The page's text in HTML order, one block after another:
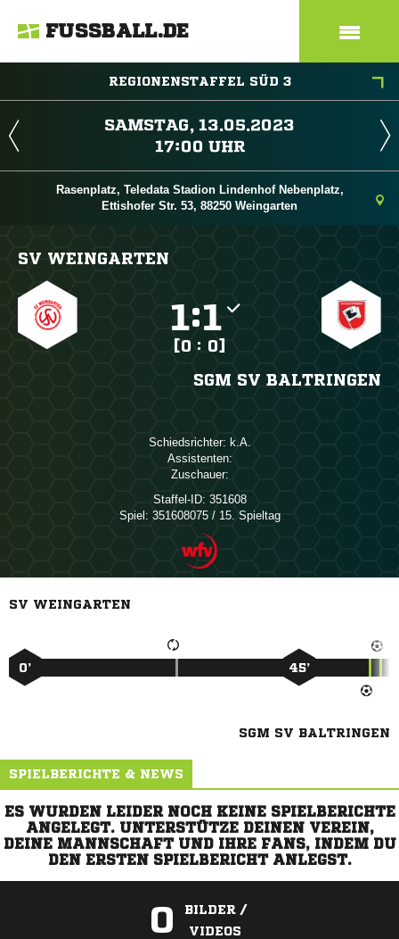
FUSSBALL.DE
REGIONENSTAFFEL SÜD 3
 
 
Rasenplatz, Teledata Stadion Lindenhof Nebenplatz,
Ettishofer Str. 53, 88250 Weingarten
SV WEINGARTEN
:
[0 : 0]
SGM SV BALTRINGEN
Schiedsrichter: 
Assistenten:
Zuschauer:
Staffel-ID: 351608
Spiel: 351608075 / 15. Spieltag
SV WEINGARTEN
0’ 45’
SGM SV BALTRINGEN
SPIELBERICHTE & NEWS
ES WURDEN LEIDER NOCH KEINE SPIELBERICHTE
ANGELEGT. UNTERSTÜTZE DEINEN VEREIN,
DEINE MANNSCHAFT UND IHRE FANS, INDEM DU
DEN ERSTEN SPIELBERICHT ANLEGST.
0
BILDER /
VIDEOS